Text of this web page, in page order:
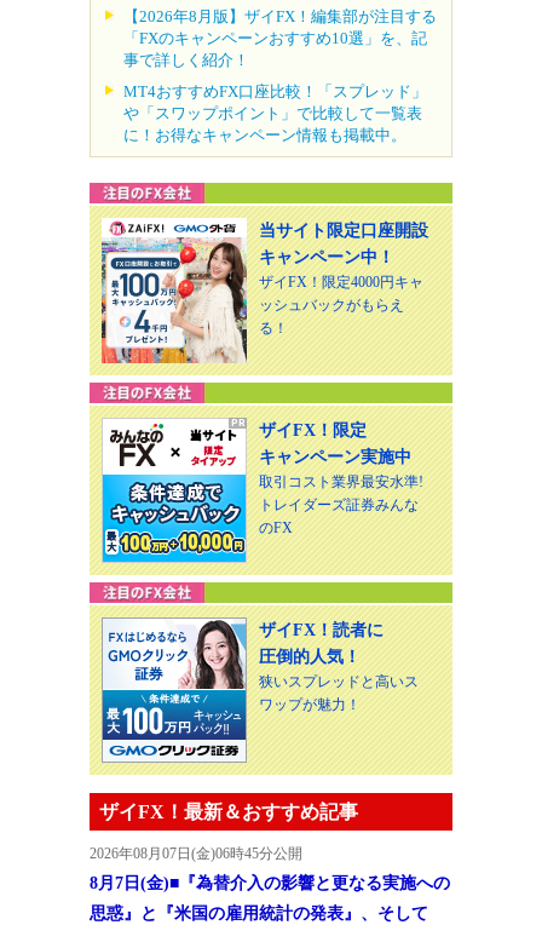
【2026年8月版】ザイFX！編集部が注目する
「FXのキャンペーンおすすめ10選」を、記
事で詳しく紹介！
MT4おすすめFX口座比較！「スプレッド」
や「スワップポイント」で比較して一覧表
に！お得なキャンペーン情報も掲載中。
当サイト限定口座開設
キャンペーン中！
ザイFX！限定4000円キャ
ッシュバックがもらえ
る！
ザイFX！限定
キャンペーン実施中
取引コスト業界最安水準!
トレイダーズ証券みんな
のFX
ザイFX！読者に
圧倒的人気！
狭いスプレッドと高いス
ワップが魅力！
ザイFX！最新＆おすすめ記事
2026年08月07日(金)06時45分公開
8月7日(金)■『為替介入の影響と更なる実施への
思惑』と『米国の雇用統計の発表』、そして